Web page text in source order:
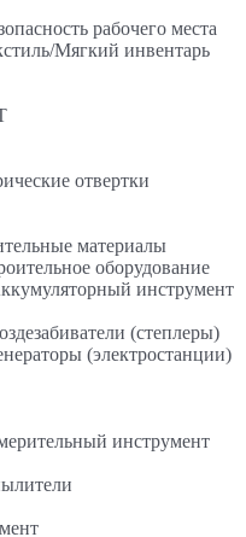
рабочего места
Мягкий инвентарь
отвертки
материалы
оборудование
инструмент
(степлеры)
(электростанции)
инструмент